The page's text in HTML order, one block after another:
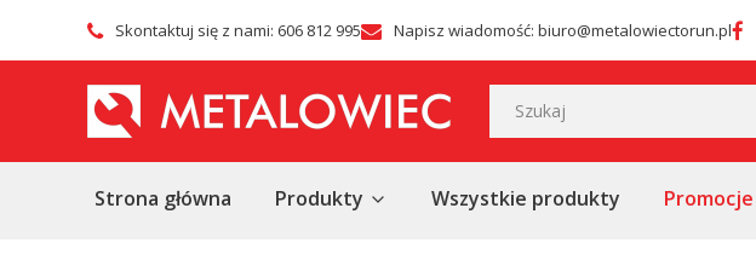
Skontaktuj się z nami: 606 812 995 Napisz wiadomość: biuro@metalowiectorun.pl
Strona główna Produkty Wszystkie produkty Promocje